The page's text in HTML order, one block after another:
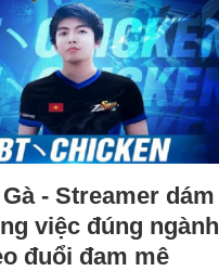
- Streamer dám
việc đúng ngành
đuổi đam mê